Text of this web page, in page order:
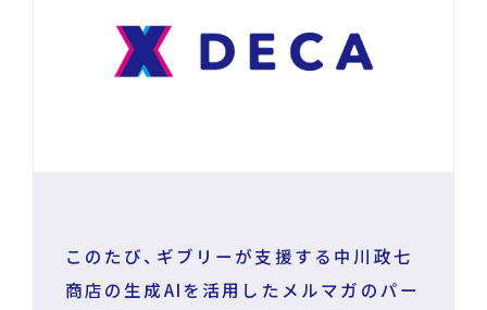
DECA Service Agent
DECA カスタマーサポート
資料ダウンロード
パートナープログラム
このたび、ギブリーが支援する中川政七
商店の生成AIを活用したメルマガのパー